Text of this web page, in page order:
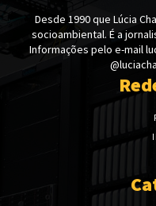
Desde 1990 que Lúcia
socioambiental. É a
Informações pelo e-mail